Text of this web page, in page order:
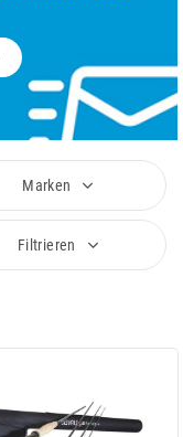
Marken
Filtrieren